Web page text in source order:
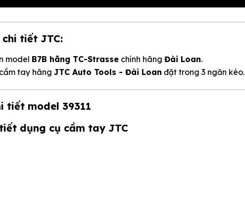
tiết JTC:
model B7B hãng TC-Strasse chính hãng Đài Loan.
tay hãng JTC Auto Tools - Đài Loan đặt trong 3 ngăn kéo.
tiết model 39311